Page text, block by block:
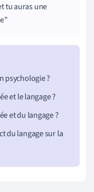
tu auras une
psychologie ?
et le langage ?
et du langage ?
du langage sur la